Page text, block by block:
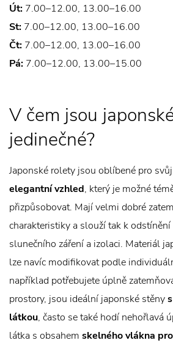
Út: 7.00–12.00, 13.00–16.00
St: 7.00–12.00, 13.00–16.00
Čt: 7.00–12.00, 13.00–16.00
Pá: 7.00–12.00, 13.00–15.00
V čem jsou
jedinečné?
Japonské rolety jsou oblíbené pro
elegantní vzhled, který je možné
přizpůsobovat. Mají velmi dobré
charakteristiky a slouží tak k
slunečního záření a izolaci. Materiál
lze navíc modifikovat podle
například potřebujete úplně
prostory, jsou ideální japonské stěny
látkou, často se také hodí nehořlavá
látka s obsahem skelného vlákna